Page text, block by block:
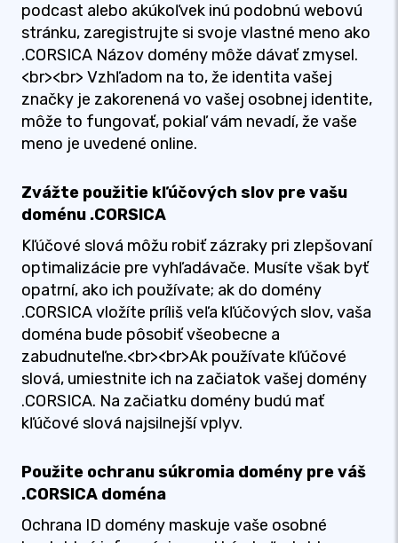
podcast alebo akúkoľvek inú podobnú webovú
stránku, zaregistrujte si svoje vlastné meno ako
.CORSICA Názov domény môže dávať zmysel.
<br><br> Vzhľadom na to, že identita vašej
značky je zakorenená vo vašej osobnej identite,
môže to fungovať, pokiaľ vám nevadí, že vaše
meno je uvedené online.
Zvážte použitie kľúčových slov pre vašu
doménu .CORSICA
Kľúčové slová môžu robiť zázraky pri zlepšovaní
optimalizácie pre vyhľadávače. Musíte však byť
opatrní, ako ich používate; ak do domény
.CORSICA vložíte príliš veľa kľúčových slov, vaša
doména bude pôsobiť všeobecne a
zabudnuteľne.<br><br>Ak používate kľúčové
slová, umiestnite ich na začiatok vašej domény
.CORSICA. Na začiatku domény budú mať
kľúčové slová najsilnejší vplyv.
Použite ochranu súkromia domény pre váš
.CORSICA doména
Ochrana ID domény maskuje vaše osobné